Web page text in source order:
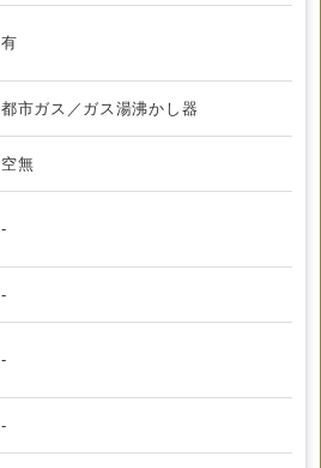
有
都市ガス／ガス湯沸かし器
空無
-
-
-
-